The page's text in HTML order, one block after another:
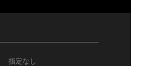
指定なし